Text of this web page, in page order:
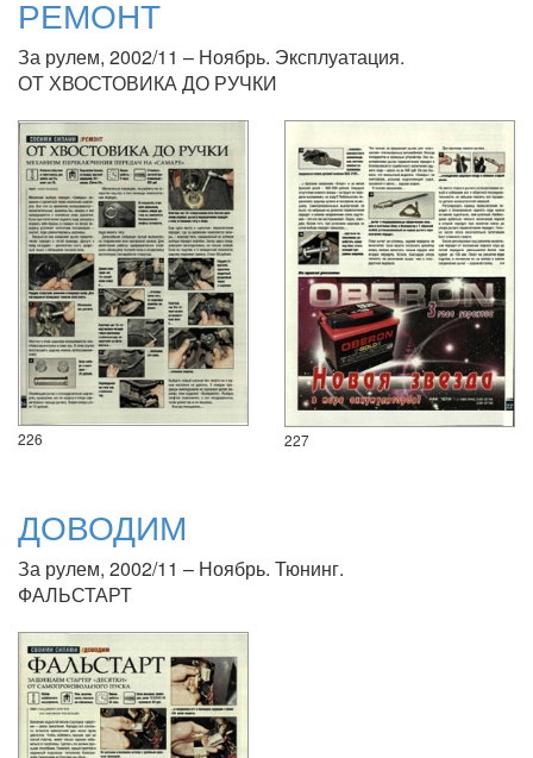
РЕМОНТ
За рулем, 2002/11 – Ноябрь. Эксплуатация.
ОТ ХВОСТОВИКА ДО РУЧКИ
226 227
ДОВОДИМ
За рулем, 2002/11 – Ноябрь. Тюнинг.
ФАЛЬСТАРТ